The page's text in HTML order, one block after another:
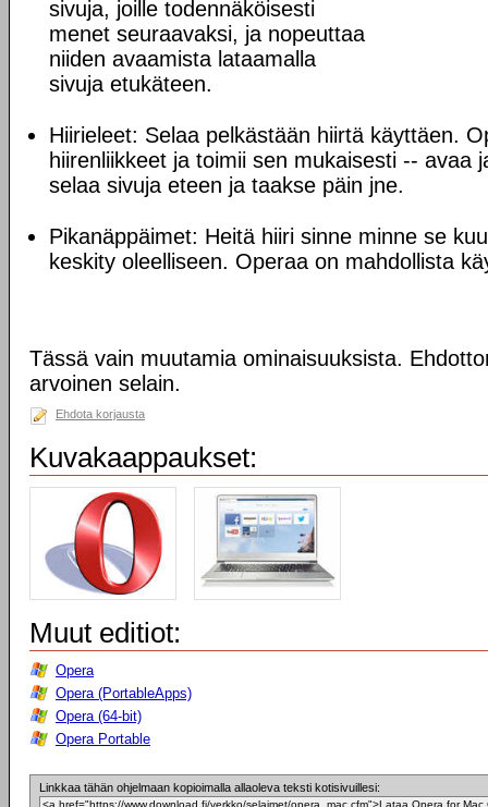
sivuja, joille todennäköisesti
menet seuraavaksi, ja nopeuttaa
niiden avaamista lataamalla
sivuja etukäteen.
Hiirieleet: Selaa pelkästään hiirtä käyttäen.
hiirenliikkeet ja toimii sen mukaisesti -- avaa
selaa sivuja eteen ja taakse päin jne.
Pikanäppäimet: Heitä hiiri sinne minne se
keskity oleelliseen. Operaa on mahdollista
Tässä vain muutamia ominaisuuksista.
arvoinen selain.
Ehdota korjausta
Kuvakaappaukset:
Muut editiot:
Opera
Opera (PortableApps)
Opera (64-bit)
Opera Portable
Linkkaa tähän ohjelmaan kopioimalla allaoleva teksti kotisivuillesi: